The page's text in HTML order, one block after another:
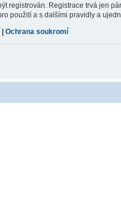
registrován. Registrace trvá jen
použití a s dalšími pravidly a
| Ochrana soukromí